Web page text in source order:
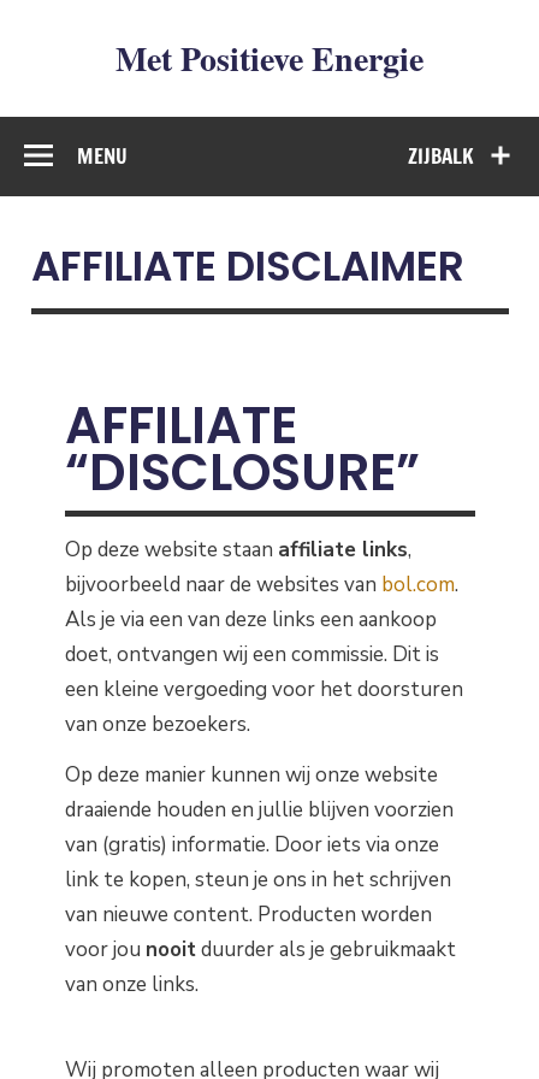
Met Positieve Energie
De weg naar Positief Leven
ZIJBALK
MENU
AFFILIATE DISCLAIMER
AFFILIATE
“DISCLOSURE”
Op deze website staan affiliate links,
bijvoorbeeld naar de websites van bol.com.
Als je via een van deze links een aankoop
doet, ontvangen wij een commissie. Dit is
een kleine vergoeding voor het doorsturen
van onze bezoekers.
Op deze manier kunnen wij onze website
draaiende houden en jullie blijven voorzien
van (gratis) informatie. Door iets via onze
link te kopen, steun je ons in het schrijven
van nieuwe content. Producten worden
voor jou nooitduurder als je gebruikmaakt
van onze links.
Wij promoten alleen producten waar wij